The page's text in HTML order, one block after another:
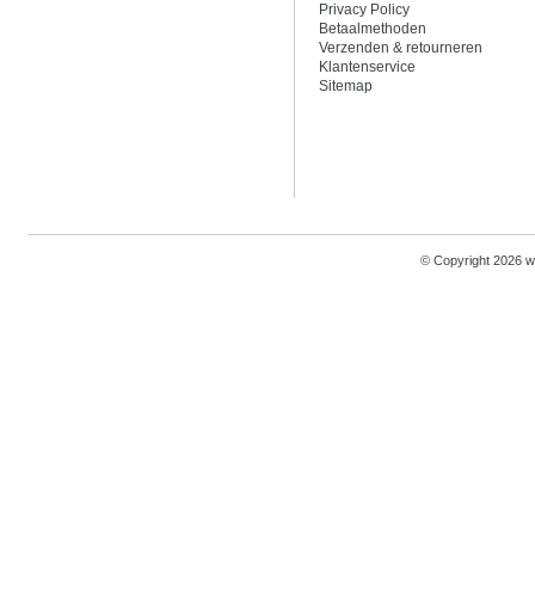
Privacy Policy
Betaalmethoden
Verzenden & retourneren
Klantenservice
Sitemap
© Copyright 2026